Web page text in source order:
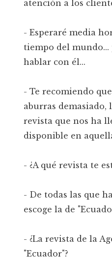
atención a los
- Esperaré media
tiempo del mundo...
hablar con él...
- Te recomiendo
aburras demasiado,
revista que nos ha
disponible en
- ¿A qué revista te
- De todas las que
escoge la de
- ¿La revista de la
"Ecuador"?